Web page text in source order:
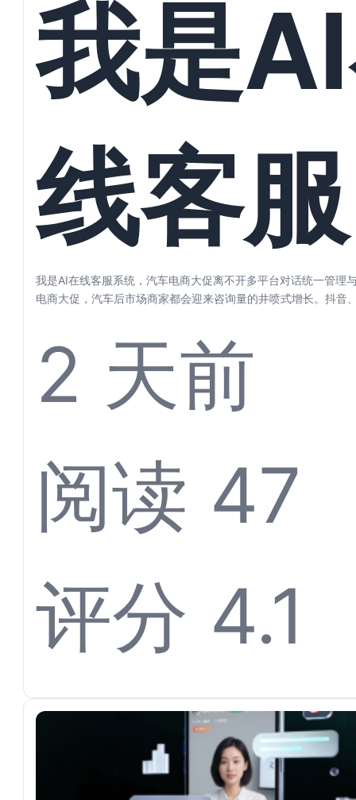
员数
步
我是
线客
统，
电商
离不
我是AI在线客服系统，汽车电商大促离不开多平台对话统一管理
电商大促，汽车后市场商家都会迎来咨询量的井喷式增长。抖音
2 天前
阅读 47
评分 4.1